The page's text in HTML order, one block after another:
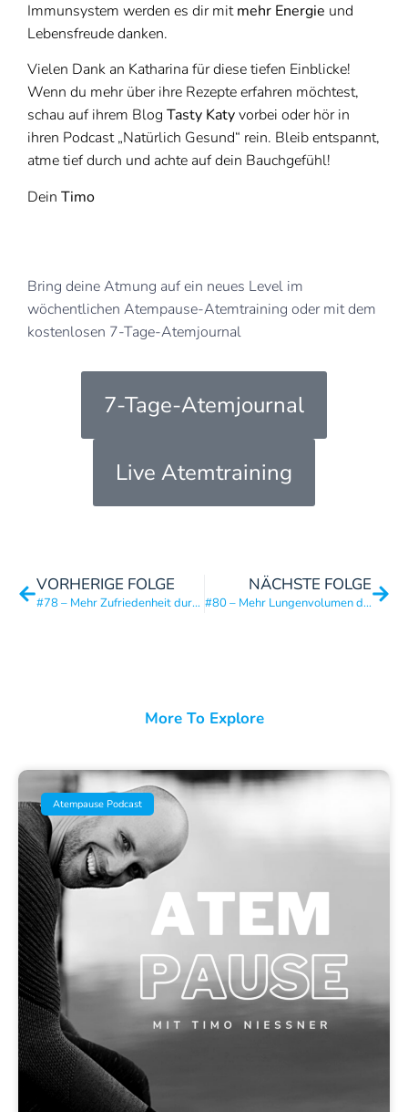
Immunsystem werden es dir mitmehr Energie und
Lebensfreude danken.
Vielen Dank an Katharina für diese tiefen Einblicke!
Wenn du mehr über ihre Rezepte erfahren möchtest,
schau auf ihrem Blog Tasty Katyvorbei oder hör in
ihren Podcast „Natürlich Gesund“ rein. Bleib entspannt,
atme tief durch und achte auf dein Bauchgefühl!
Dein Timo
Bring deine Atmung auf ein neues Level im
wöchentlichen Atempause-Atemtraining oder mit dem
kostenlosen 7-Tage-Atemjournal
7-Tage-Atemjournal
Live Atemtraining
VORHERIGE FOLGE
#78 – Mehr Zufriedenheit durch die Optimierung von 3 Ressourcen mit Dr. Reto Odermatt
NÄCHSTE FOLGE
#80 – Mehr Lungenvolumen durch ganzheitliche Mobilität mit Manolo Guarrera (Gravity Coach)
More To Explore
Atempause Podcast